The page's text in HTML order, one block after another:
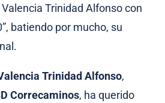
Trinidad Alfonso con
batiendo por mucho, su
Trinidad Alfonso,
Correcaminos, ha querido